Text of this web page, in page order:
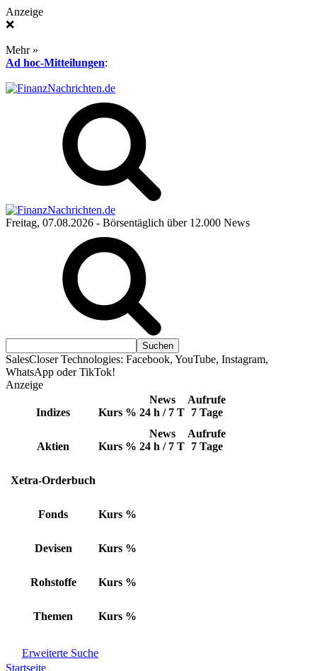
Anzeige
❌
Mehr »
Ad hoc-Mitteilungen:
Freitag, 07.08.2026 - Börsentäglich über 12.000 News
SalesCloser Technologies: Facebook, YouTube, Instagram,
WhatsApp oder TikTok!
Anzeige
Indizes Kurs %
News
24 h / 7 T
Aufrufe
7 Tage
Aktien Kurs %
News
24 h / 7 T
Aufrufe
7 Tage
Xetra-Orderbuch
Fonds Kurs %
Devisen Kurs %
Rohstoffe Kurs %
Themen Kurs %
Erweiterte Suche
Startseite